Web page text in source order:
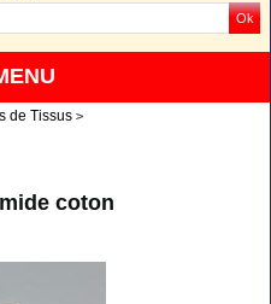
de Tissus
coton